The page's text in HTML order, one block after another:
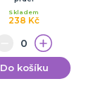
238 Kč
Skladem
Do košíku